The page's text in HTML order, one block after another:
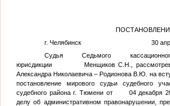
г. Челябинск 30 апреля
Судья Седьмого
юрисдикции Менщиков С.Н., рассмотрев
Александра Николаевича – Родионова В.Ю. на
постановление мирового судьи судебного
судебного района г. Тюмени от 04 декабря
делу об административном правонарушении,